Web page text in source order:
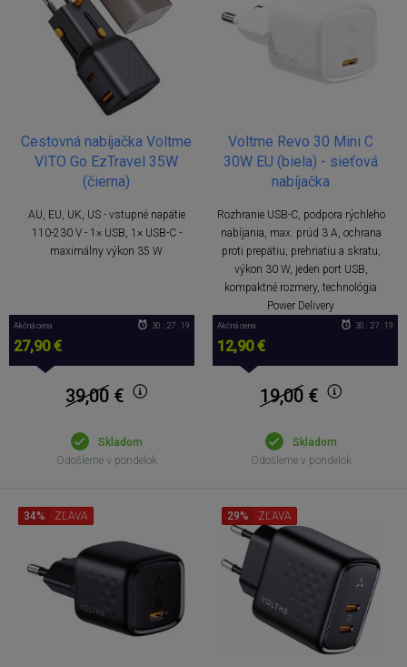
Cestovná nabíjačka Voltme
VITO Go EzTravel 35W
(čierna)
AU, EU, UK, US - vstupné napätie
110-230 V - 1× USB, 1× USB-C -
maximálny výkon 35 W
Akčná cena
27,90 €
30 : 27 : 18
39,00€
Skladom
Odošleme v pondelok
Voltme Revo 30 Mini C
30W EU (biela) - sieťová
nabíjačka
Rozhranie USB-C, podpora rýchleho
nabíjania, max. prúd 3 A, ochrana
proti prepätiu, prehriatiu a skratu,
výkon 30 W, jeden port USB,
kompaktné rozmery, technológia
Power Delivery
Akčná cena
12,90 €
30 : 27 : 18
19,00€
Skladom
Odošleme v pondelok
34% ZĽAVA 29% ZĽAVA